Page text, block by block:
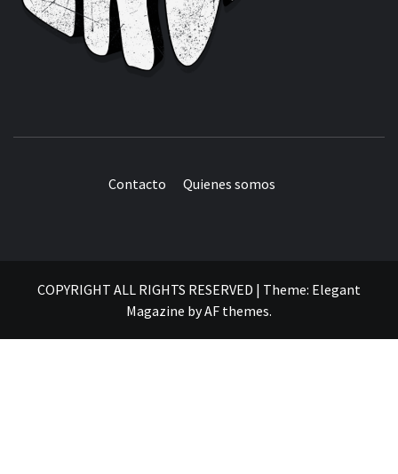
Contacto Quienes somos
COPYRIGHT ALL RIGHTS RESERVED | Theme: Elegant
Magazine byAF themes.